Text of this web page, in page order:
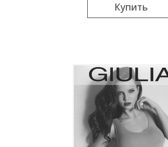
Купить